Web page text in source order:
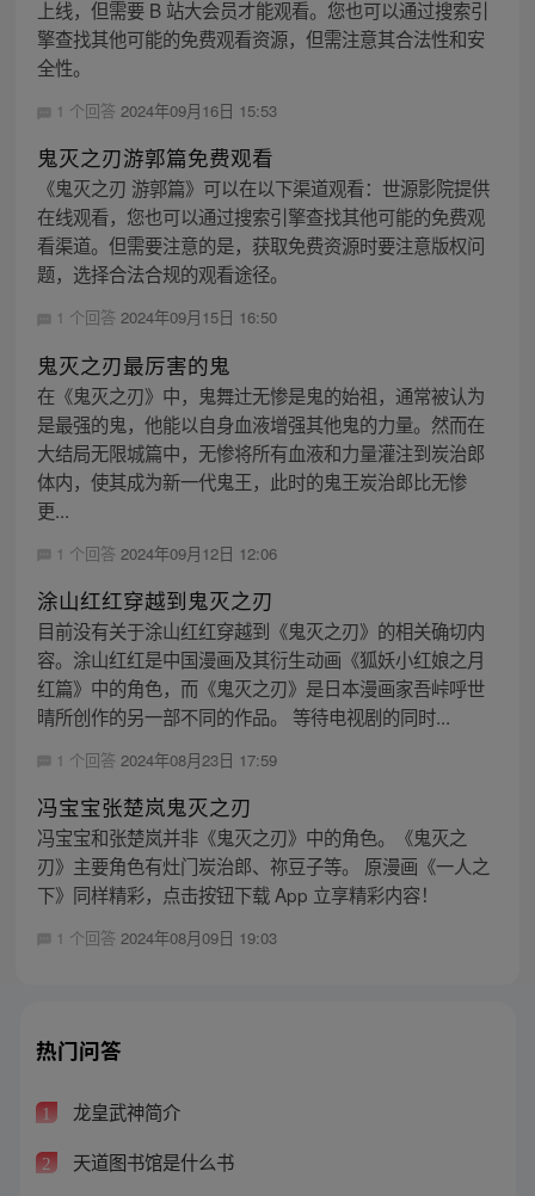
上线，但需要 B 站大会员才能观看。您也可以通过搜索引
擎查找其他可能的免费观看资源，但需注意其合法性和安
全性。
1 个回答 2024年09月16日 15:53
鬼灭之刃游郭篇免费观看
《鬼灭之刃 游郭篇》可以在以下渠道观看：世源影院提供
在线观看，您也可以通过搜索引擎查找其他可能的免费观
看渠道。但需要注意的是，获取免费资源时要注意版权问
题，选择合法合规的观看途径。
1 个回答 2024年09月15日 16:50
鬼灭之刃最厉害的鬼
在《鬼灭之刃》中，鬼舞辻无惨是鬼的始祖，通常被认为
是最强的鬼，他能以自身血液增强其他鬼的力量。然而在
大结局无限城篇中，无惨将所有血液和力量灌注到炭治郎
体内，使其成为新一代鬼王，此时的鬼王炭治郎比无惨
更...
1 个回答 2024年09月12日 12:06
涂山红红穿越到鬼灭之刃
目前没有关于涂山红红穿越到《鬼灭之刃》的相关确切内
容。涂山红红是中国漫画及其衍生动画《狐妖小红娘之月
红篇》中的角色，而《鬼灭之刃》是日本漫画家吾峠呼世
晴所创作的另一部不同的作品。 等待电视剧的同时...
1 个回答 2024年08月23日 17:59
冯宝宝张楚岚鬼灭之刃
冯宝宝和张楚岚并非《鬼灭之刃》中的角色。《鬼灭之
刃》主要角色有灶门炭治郎、祢豆子等。 原漫画《一人之
下》同样精彩，点击按钮下载 App 立享精彩内容！
1 个回答 2024年08月09日 19:03
热门问答
1 龙皇武神简介
2 天道图书馆是什么书